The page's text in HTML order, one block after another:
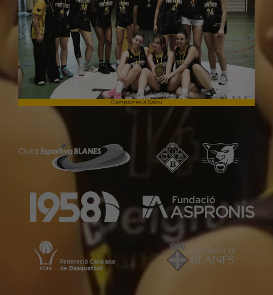
Campiones a Salou